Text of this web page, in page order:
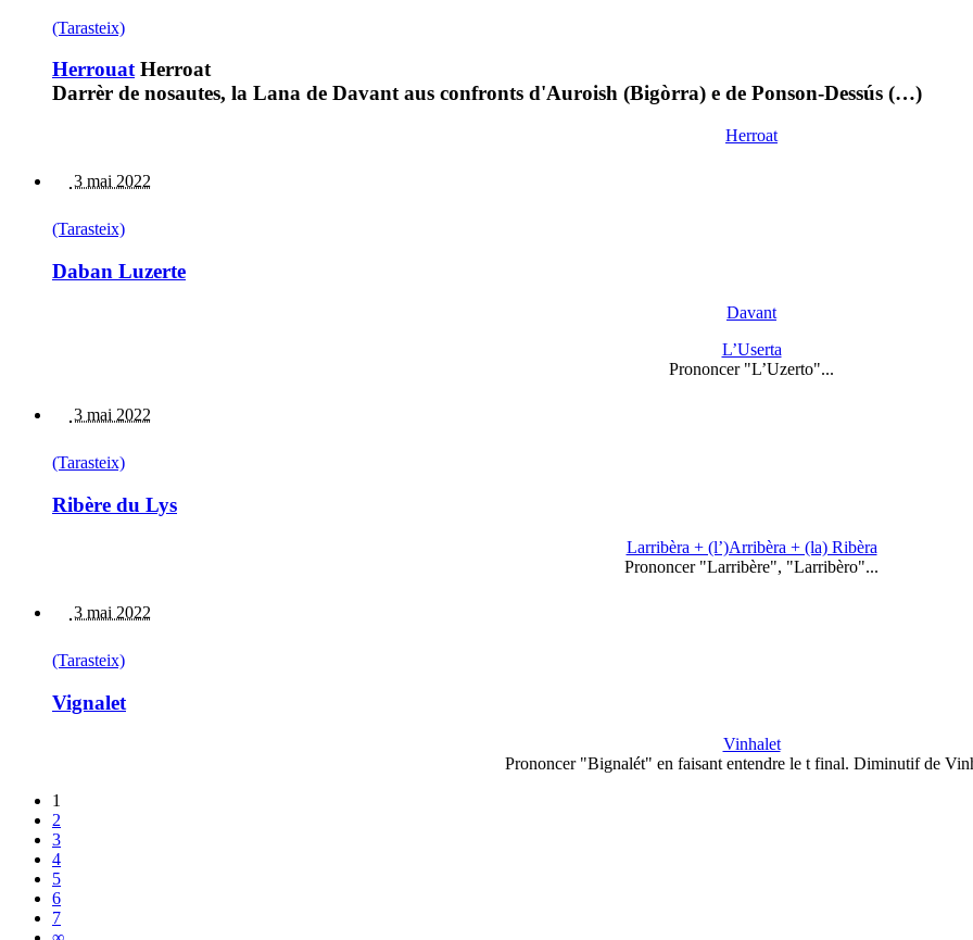
(Tarasteix)
HerrouatHerroat
Darrèr de nosautes, la Lana de Davant aus confronts d'Auroish (Bigòrra) e de Ponson-Dessús (…)
Herroat
3 mai 2022
(Tarasteix)
Daban Luzerte
Davant
L’Userta
Prononcer "L’Uzerto"...
3 mai 2022
(Tarasteix)
Ribère du Lys
Larribèra + (l’)Arribèra + (la) Ribèra
Prononcer "Larribère", "Larribèro"...
3 mai 2022
(Tarasteix)
Vignalet
Vinhalet
Prononcer "Bignalét" en faisant entendre le t final. Diminutif de
1
2
3
4
5
6
7